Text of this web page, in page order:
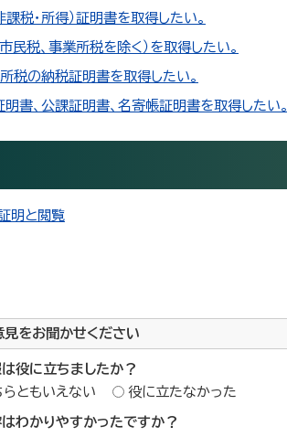
課税・所得）証明書を取得したい。
民税、事業所税を除く）を取得したい。
税の納税証明書を取得したい。
書、公課証明書、名寄帳証明書を取得したい。
明と閲覧
見をお聞かせください
役に立ちましたか？
らともいえない 役に立たなかった
わかりやすかったですか？